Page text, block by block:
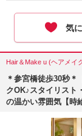
気
Hair＆Make u (ヘアメイ
＊参宮橋徒歩30秒
クOK♪スタイリスト
の温かい雰囲気【時